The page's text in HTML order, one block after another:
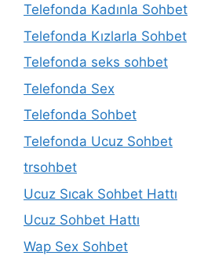
Telefonda Kadınla Sohbet
Telefonda Kızlarla Sohbet
Telefonda seks sohbet
Telefonda Sex
Telefonda Sohbet
Telefonda Ucuz Sohbet
trsohbet
Ucuz Sıcak Sohbet Hattı
Ucuz Sohbet Hattı
Wap Sex Sohbet